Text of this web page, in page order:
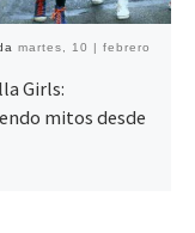
martes, 10 | febrero
Girls:
mitos desde